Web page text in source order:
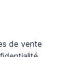
de vente